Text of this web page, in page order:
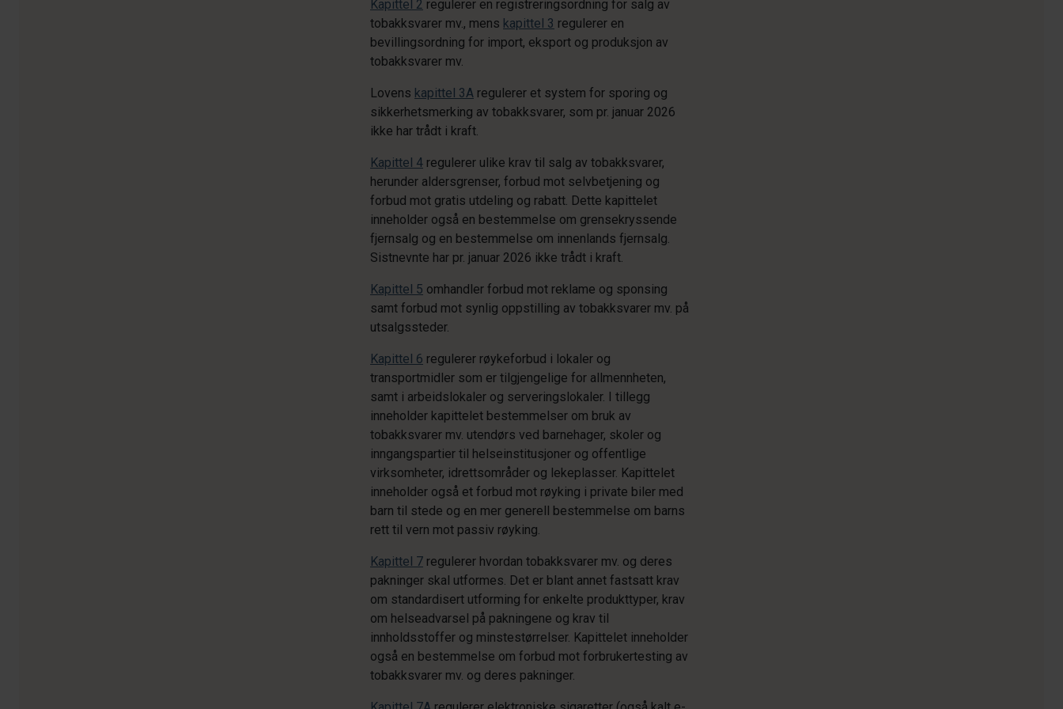
Kapittel 2 regulerer en registreringsordning for salg av
tobakksvarer mv., mens kapittel 3 regulerer en
bevillingsordning for import, eksport og produksjon av
tobakksvarer mv.
Lovens kapittel 3A regulerer et system for sporing og
sikkerhetsmerking av tobakksvarer, som pr. januar 2026
ikke har trådt i kraft.
Kapittel 4 regulerer ulike krav til salg av tobakksvarer,
herunder aldersgrenser, forbud mot selvbetjening og
forbud mot gratis utdeling og rabatt. Dette kapittelet
inneholder også en bestemmelse om grensekryssende
fjernsalg og en bestemmelse om innenlands fjernsalg.
Sistnevnte har pr. januar 2026 ikke trådt i kraft.
Kapittel 5 omhandler forbud mot reklame og sponsing
samt forbud mot synlig oppstilling av tobakksvarer mv. på
utsalgssteder.
Kapittel 6 regulerer røykeforbud i lokaler og
transportmidler som er tilgjengelige for allmennheten,
samt i arbeidslokaler og serveringslokaler. I tillegg
inneholder kapittelet bestemmelser om bruk av
tobakksvarer mv. utendørs ved barnehager, skoler og
inngangspartier til helseinstitusjoner og offentlige
virksomheter, idrettsområder og lekeplasser. Kapittelet
inneholder også et forbud mot røyking i private biler med
barn til stede og en mer generell bestemmelse om barns
rett til vern mot passiv røyking.
Kapittel 7 regulerer hvordan tobakksvarer mv. og deres
pakninger skal utformes. Det er blant annet fastsatt krav
om standardisert utforming for enkelte produkttyper, krav
om helseadvarsel på pakningene og krav til
innholdsstoffer og minstestørrelser. Kapittelet inneholder
også en bestemmelse om forbud mot forbrukertesting av
tobakksvarer mv. og deres pakninger.